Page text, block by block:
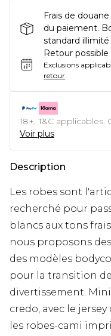
Frais de
du paiement.
standard
Retour possible
Exclusions
retour
18+, T&C
Voir plus
Description
Les robes sont
recherché pour
blancs aux tons
nous proposons
des modèles
pour la transition
divertissement.
credo, avec le
les robes-cami